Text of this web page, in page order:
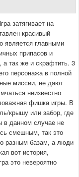
затягивает на
красивый
является главными
припасов и
а так же и скрафтить. 3
персонажа в полной
миссии, не дают
неизвестно
фишка игры. В
крышу или забор, где
в данном случае не
смешным, так это
разным базам, а люди
вот история,
это невероятно